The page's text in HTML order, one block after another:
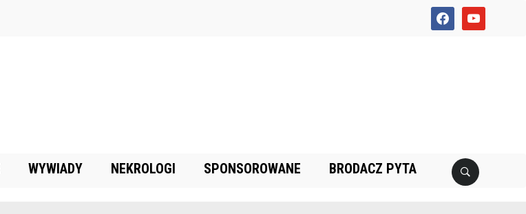
facebookyoutube
WYWIADY NEKROLOGI SPONSOROWANE BRODACZ PYTA